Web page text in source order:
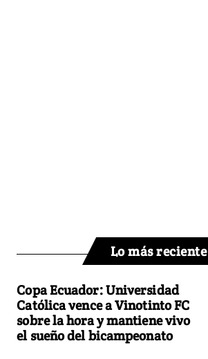
Lo más reciente
Copa Ecuador: Universidad
Católica vence a Vinotinto FC
sobre la hora y mantiene vivo
el sueño del bicampeonato